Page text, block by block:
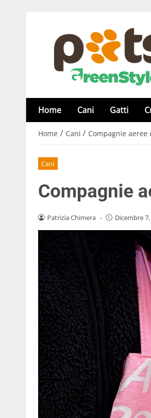
Home Cani Gatti
Home / Cani / Compagnie aeree
Cani
Compagnie
Patrizia Chimera - Dicembre